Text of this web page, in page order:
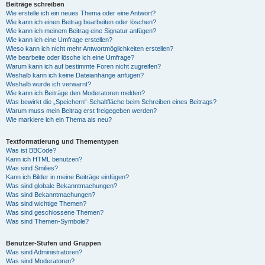
Beiträge schreiben
Wie erstelle ich ein neues Thema oder eine Antwort?
Wie kann ich einen Beitrag bearbeiten oder löschen?
Wie kann ich meinem Beitrag eine Signatur anfügen?
Wie kann ich eine Umfrage erstellen?
Wieso kann ich nicht mehr Antwortmöglichkeiten erstellen?
Wie bearbeite oder lösche ich eine Umfrage?
Warum kann ich auf bestimmte Foren nicht zugreifen?
Weshalb kann ich keine Dateianhänge anfügen?
Weshalb wurde ich verwarnt?
Wie kann ich Beiträge den Moderatoren melden?
Was bewirkt die „Speichern“-Schaltfläche beim Schreiben eines Beitrags?
Warum muss mein Beitrag erst freigegeben werden?
Wie markiere ich ein Thema als neu?
Textformatierung und Thementypen
Was ist BBCode?
Kann ich HTML benutzen?
Was sind Smilies?
Kann ich Bilder in meine Beiträge einfügen?
Was sind globale Bekanntmachungen?
Was sind Bekanntmachungen?
Was sind wichtige Themen?
Was sind geschlossene Themen?
Was sind Themen-Symbole?
Benutzer-Stufen und Gruppen
Was sind Administratoren?
Was sind Moderatoren?